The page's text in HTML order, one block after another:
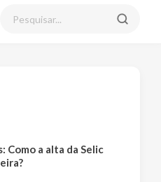
Como a alta da Selic